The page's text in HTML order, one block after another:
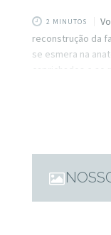
2 MINUTOS
reconstrução da
se esmera na
caprichados e
proporcional ao